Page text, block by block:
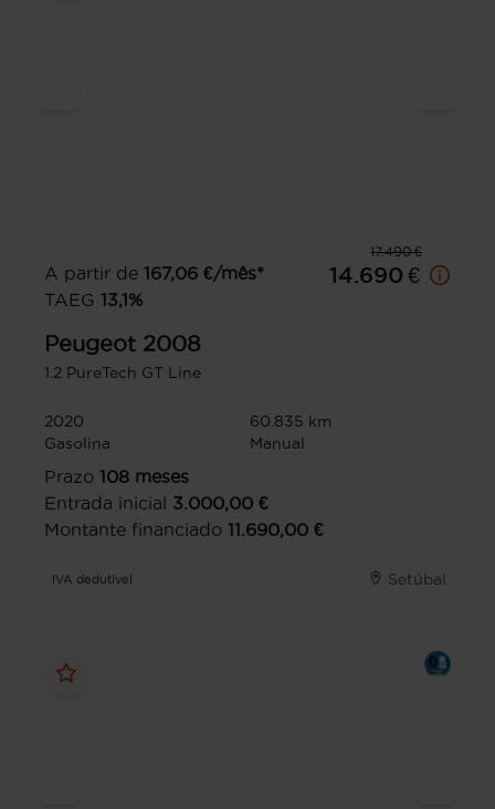
17.490 €
A partir de 167,06 €/mês*
TAEG 13,1 %
14.690 €
Peugeot 2008
1.2 PureTech GT Line
2020
60.835 km
Gasolina
Manual
Prazo 108 meses
Entrada inicial
3.000,00 €
Montante financiado 11.690,00 €
IVA dedutível Setúbal